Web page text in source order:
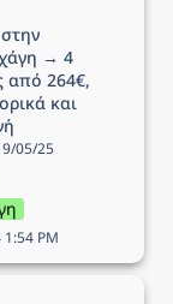
→ 4
από 264€,
και
05/25
1:54 PM
Δουβλίνο → 5